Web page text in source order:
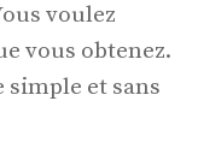
voulez
vous obtenez.
simple et sans